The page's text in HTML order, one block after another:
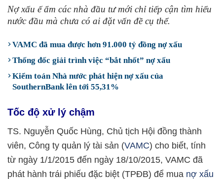
Nợ xấu ế ẩm các nhà đầu tư mới chỉ tiếp cận tìm hiểu
nước đầu mà chưa có ai đặt vấn đề cụ thể.
VAMC đã mua được hơn 91.000 tỷ đồng nợ xấu
Thống đốc giải trình việc “bắt nhốt” nợ xấu
Kiểm toán Nhà nước phát hiện nợ xấu của
SouthernBank lên tới 55,31%
Tốc độ xử lý chậm
TS. Nguyễn Quốc Hùng, Chủ tịch Hội đồng thành
viên, Công ty quản lý tài sản (VAMC) cho biết, tính
từ ngày 1/1/2015 đến ngày 18/10/2015, VAMC đã
phát hành trái phiếu đặc biệt (TPĐB) để mua nợ xấu